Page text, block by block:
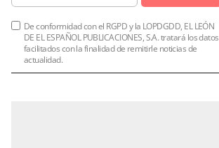
De conformidad con el RGPD y la LOPDGDD, EL LEÓN
DE EL ESPAÑOL PUBLICACIONES, S.A. tratará los datos
facilitados con la finalidad de remitirle noticias de
actualidad.